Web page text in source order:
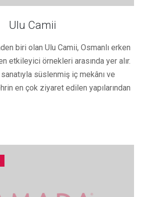
Ulu Camii
biri olan Ulu Camii, Osmanlı erken
etkileyici örnekleri arasında yer alır.
süslenmiş iç mekânı ve
en çok ziyaret edilen yapılarından